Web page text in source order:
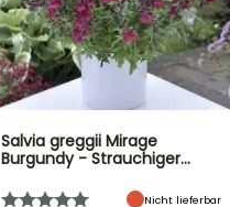
Salvia greggii Mirage
Burgundy - Strauchiger…
Nicht lieferbar